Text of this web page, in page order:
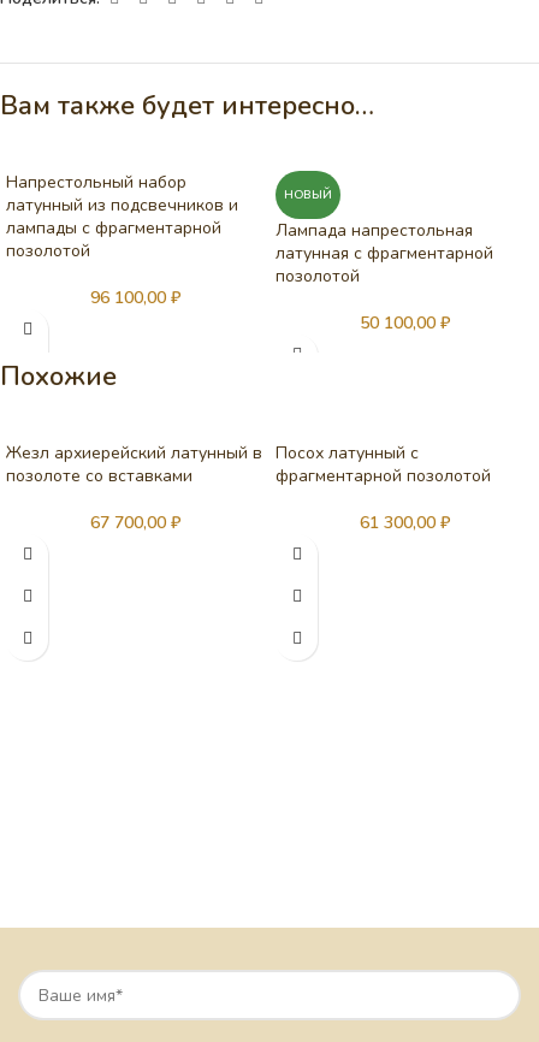
Вам также будет интересно…
Напрестольный набор
латунный из подсвечников и
лампады с фрагментарной
позолотой
96 100,00 ₽
НОВЫЙ
Лампада напрестольная
латунная с фрагментарной
позолотой
50 100,00 ₽
Похожие
Жезл архиерейский латунный в
позолоте со вставками
67 700,00 ₽
Посох латунный с
фрагментарной позолотой
61 300,00 ₽